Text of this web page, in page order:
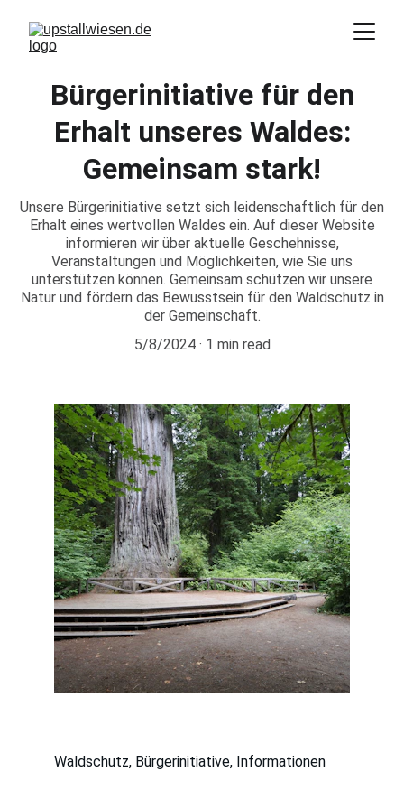
Bürgerinitiative für den
Erhalt unseres Waldes:
Gemeinsam stark!
Unsere Bürgerinitiative setzt sich leidenschaftlich für den
Erhalt eines wertvollen Waldes ein. Auf dieser Website
informieren wir über aktuelle Geschehnisse,
Veranstaltungen und Möglichkeiten, wie Sie uns
unterstützen können. Gemeinsam schützen wir unsere
Natur und fördern das Bewusstsein für den Waldschutz in
der Gemeinschaft.
5/8/2024
1 min read
Waldschutz, Bürgerinitiative, Informationen